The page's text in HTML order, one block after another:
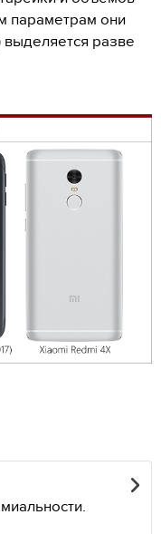
параметрам они
выделяется разве